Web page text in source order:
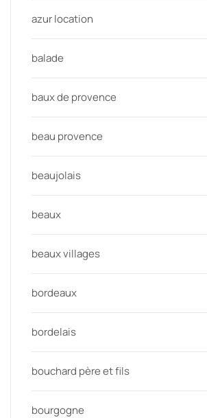
azur location
balade
baux de provence
beau provence
beaujolais
beaux
beaux villages
bordeaux
bordelais
bouchard père et fils
bourgogne